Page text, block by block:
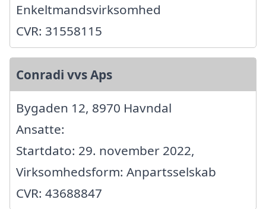
Enkeltmandsvirksomhed
CVR: 31558115
Conradi vvs Aps
Bygaden 12, 8970 Havndal
Ansatte:
Startdato: 29. november 2022,
Virksomhedsform: Anpartsselskab
CVR: 43688847